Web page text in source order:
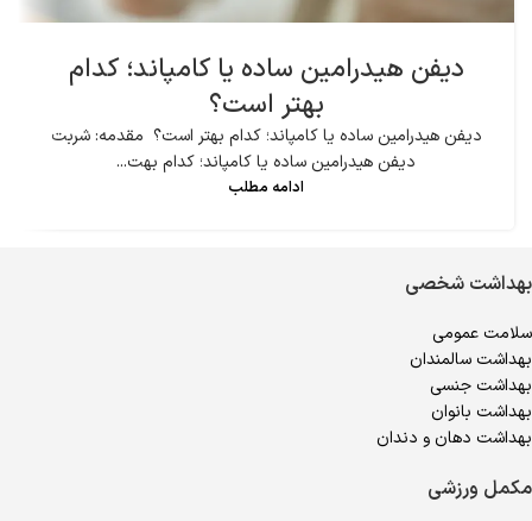
دیفن هیدرامین ساده یا کامپاند؛ کدام
بهتر است؟
دیفن هیدرامین ساده یا کامپاند؛ کدام بهتر است؟ مقدمه: شربت
دیفن هیدرامین ساده یا کامپاند؛ کدام بهت...
ادامه مطلب
بهداشت شخصی
سلامت عمومی
بهداشت سالمندان
بهداشت جنسی
بهداشت بانوان
بهداشت دهان و دندان
مکمل ورزشی